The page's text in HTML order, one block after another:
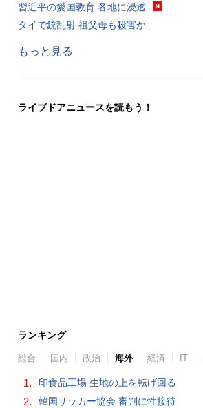
習近平の愛国教育 各地に浸透
タイで銃乱射 祖父母も殺害か
もっと見る
ライブドアニュースを読もう！
ランキング
総合 国内 政治 海外 経済 IT
1. 印食品工場 生地の上を転げ回る
2. 韓国サッカー協会 審判に性接待